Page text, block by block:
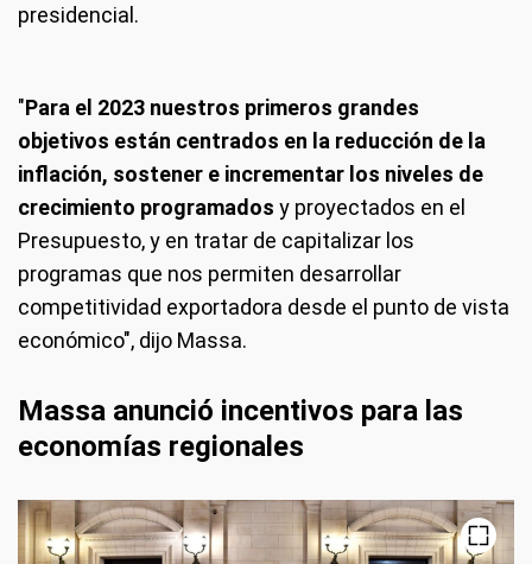
presidencial.
"Para el 2023 nuestros primeros grandes
objetivos están centrados en la reducción de la
inflación, sostener e incrementar los niveles de
crecimiento programados y proyectados en el
Presupuesto, y en tratar de capitalizar los
programas que nos permiten desarrollar
competitividad exportadora desde el punto de vista
económico", dijo Massa.
Massa anunció incentivos para las
economías regionales